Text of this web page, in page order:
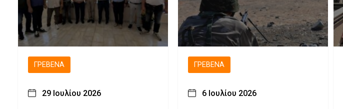
ΓΡΕΒΕΝΆ
29 Ιουλίου 2026
ΓΡΕΒΕΝΆ
6 Ιουλίου 2026